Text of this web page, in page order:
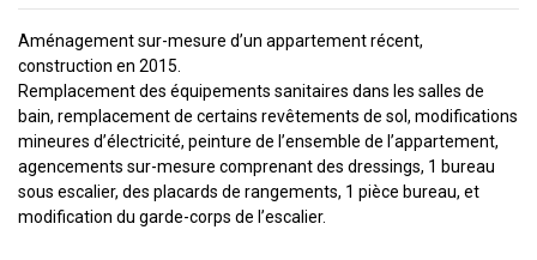
Aménagement sur-mesure d’un appartement récent,
construction en 2015.
Remplacement des équipements sanitaires dans les salles de
bain, remplacement de certains revêtements de sol, modifications
mineures d’électricité, peinture de l’ensemble de l’appartement,
agencements sur-mesure comprenant des dressings, 1 bureau
sous escalier, des placards de rangements, 1 pièce bureau, et
modification du garde-corps de l’escalier.